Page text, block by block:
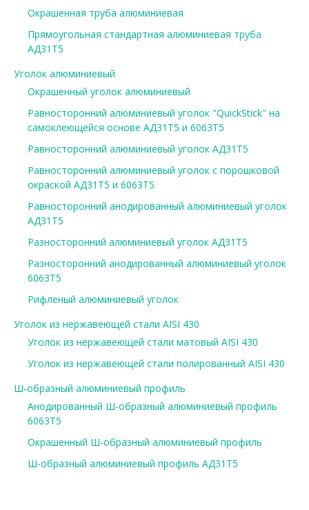
Окрашенная труба алюминиевая
Прямоугольная стандартная алюминиевая труба
АД31Т5
Уголок алюминиевый
Окрашенный уголок алюминиевый
Равносторонний алюминиевый уголок "QuickStick" на
самоклеющейся основе АД31Т5 и 6063Т5
Равносторонний алюминиевый уголок АД31Т5
Равносторонний алюминиевый уголок с порошковой
окраской АД31Т5 и 6063Т5
Равносторонний анодированный алюминиевый уголок
АД31Т5
Разносторонний алюминиевый уголок АД31Т5
Разносторонний анодированный алюминиевый уголок
6063Т5
Рифленый алюминиевый уголок
Уголок из нержавеющей стали AISI 430
Уголок из нержавеющей стали матовый AISI 430
Уголок из нержавеющей стали полированный AISI 430
Ш-образный алюминиевый профиль
Анодированный Ш-образный алюминиевый профиль
6063Т5
Окрашенный Ш-образный алюминиевый профиль
Ш-образный алюминиевый профиль АД31Т5